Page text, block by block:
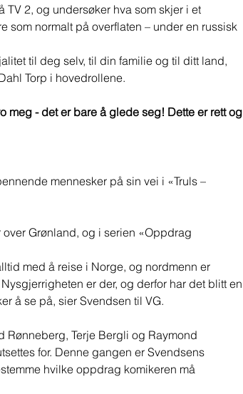
2, og undersøker hva som skjer i et
som normalt på overflaten – under en russisk
til deg selv, til din familie og til ditt land,
Torp i hovedrollene.
meg - det er bare å glede seg! Dette er rett og
mennesker på sin vei i «Truls –
Grønland, og i serien «Oppdrag
med å reise i Norge, og nordmenn er
er der, og derfor har det blitt en
å se på, sier Svendsen til VG.
Rønneberg, Terje Bergli og Raymond
for. Denne gangen er Svendsens
hvilke oppdrag komikeren må